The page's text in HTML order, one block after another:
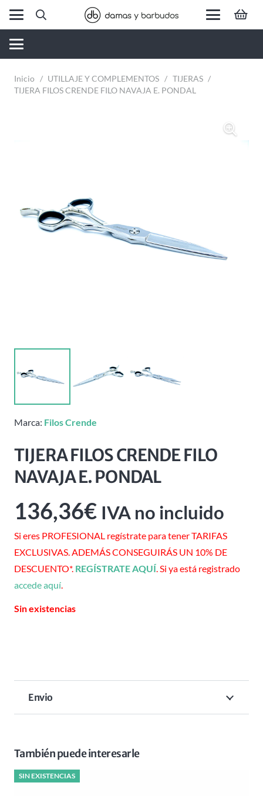
Inicio / UTILLAJE Y COMPLEMENTOS / TIJERAS /
TIJERA FILOS CRENDE FILO NAVAJA E. PONDAL
Marca: Filos Crende
TIJERA FILOS CRENDE FILO
NAVAJA E. PONDAL
136,36€ IVA no incluido
Si eres PROFESIONAL regístrate para tener TARIFAS
EXCLUSIVAS. ADEMÁS CONSEGUIRÁS UN 10% DE
DESCUENTO*. REGÍSTRATE AQUÍ. Si ya está registrado
accede aquí.
Sin existencias
Envio
También puede interesarle
SIN EXISTENCIAS